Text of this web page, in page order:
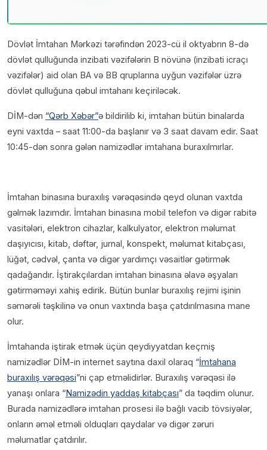
Dövlət İmtahan Mərkəzi tərəfindən 2023-cü il oktyabrın 8-də
dövlət qulluğunda inzibati vəzifələrin B növünə (inzibati icraçı
vəzifələr) aid olan BA və BB qruplarına uyğun vəzifələr üzrə
dövlət qulluğuna qəbul imtahanı keçiriləcək.
DİM-dən “Qərb Xəbər”ə bildirilib ki, imtahan bütün binalarda
eyni vaxtda – saat 11:00-da başlanır və 3 saat davam edir. Saat
10:45-dən sonra gələn namizədlər imtahana buraxılmırlar.
İmtahan binasına buraxılış vərəqəsində qeyd olunan vaxtda
gəlmək lazımdır. İmtahan binasına mobil telefon və digər rabitə
vasitələri, elektron cihazlar, kalkulyator, elektron məlumat
daşıyıcısı, kitab, dəftər, jurnal, konspekt, məlumat kitabçası,
lüğət, cədvəl, çanta və digər yardımçı vəsaitlər gətirmək
qadağandır. İştirakçılardan imtahan binasına əlavə əşyaları
gətirməməyi xahiş edirik. Bütün bunlar buraxılış rejimi işinin
səmərəli təşkilinə və onun vaxtında başa çatdırılmasına mane
olur.
İmtahanda iştirak etmək üçün qeydiyyatdan keçmiş
namizədlər DİM-in internet saytına daxil olaraq “İmtahana
buraxılış vərəqəsi”ni çap etməlidirlər. Buraxılış vərəqəsi ilə
yanaşı onlara “Namizədin yaddaş kitabçası” da təqdim olunur.
Burada namizədlərə imtahan prosesi ilə bağlı vacib tövsiyələr,
onların əməl etməli olduqları qaydalar və digər zəruri
məlumatlar çatdırılır.